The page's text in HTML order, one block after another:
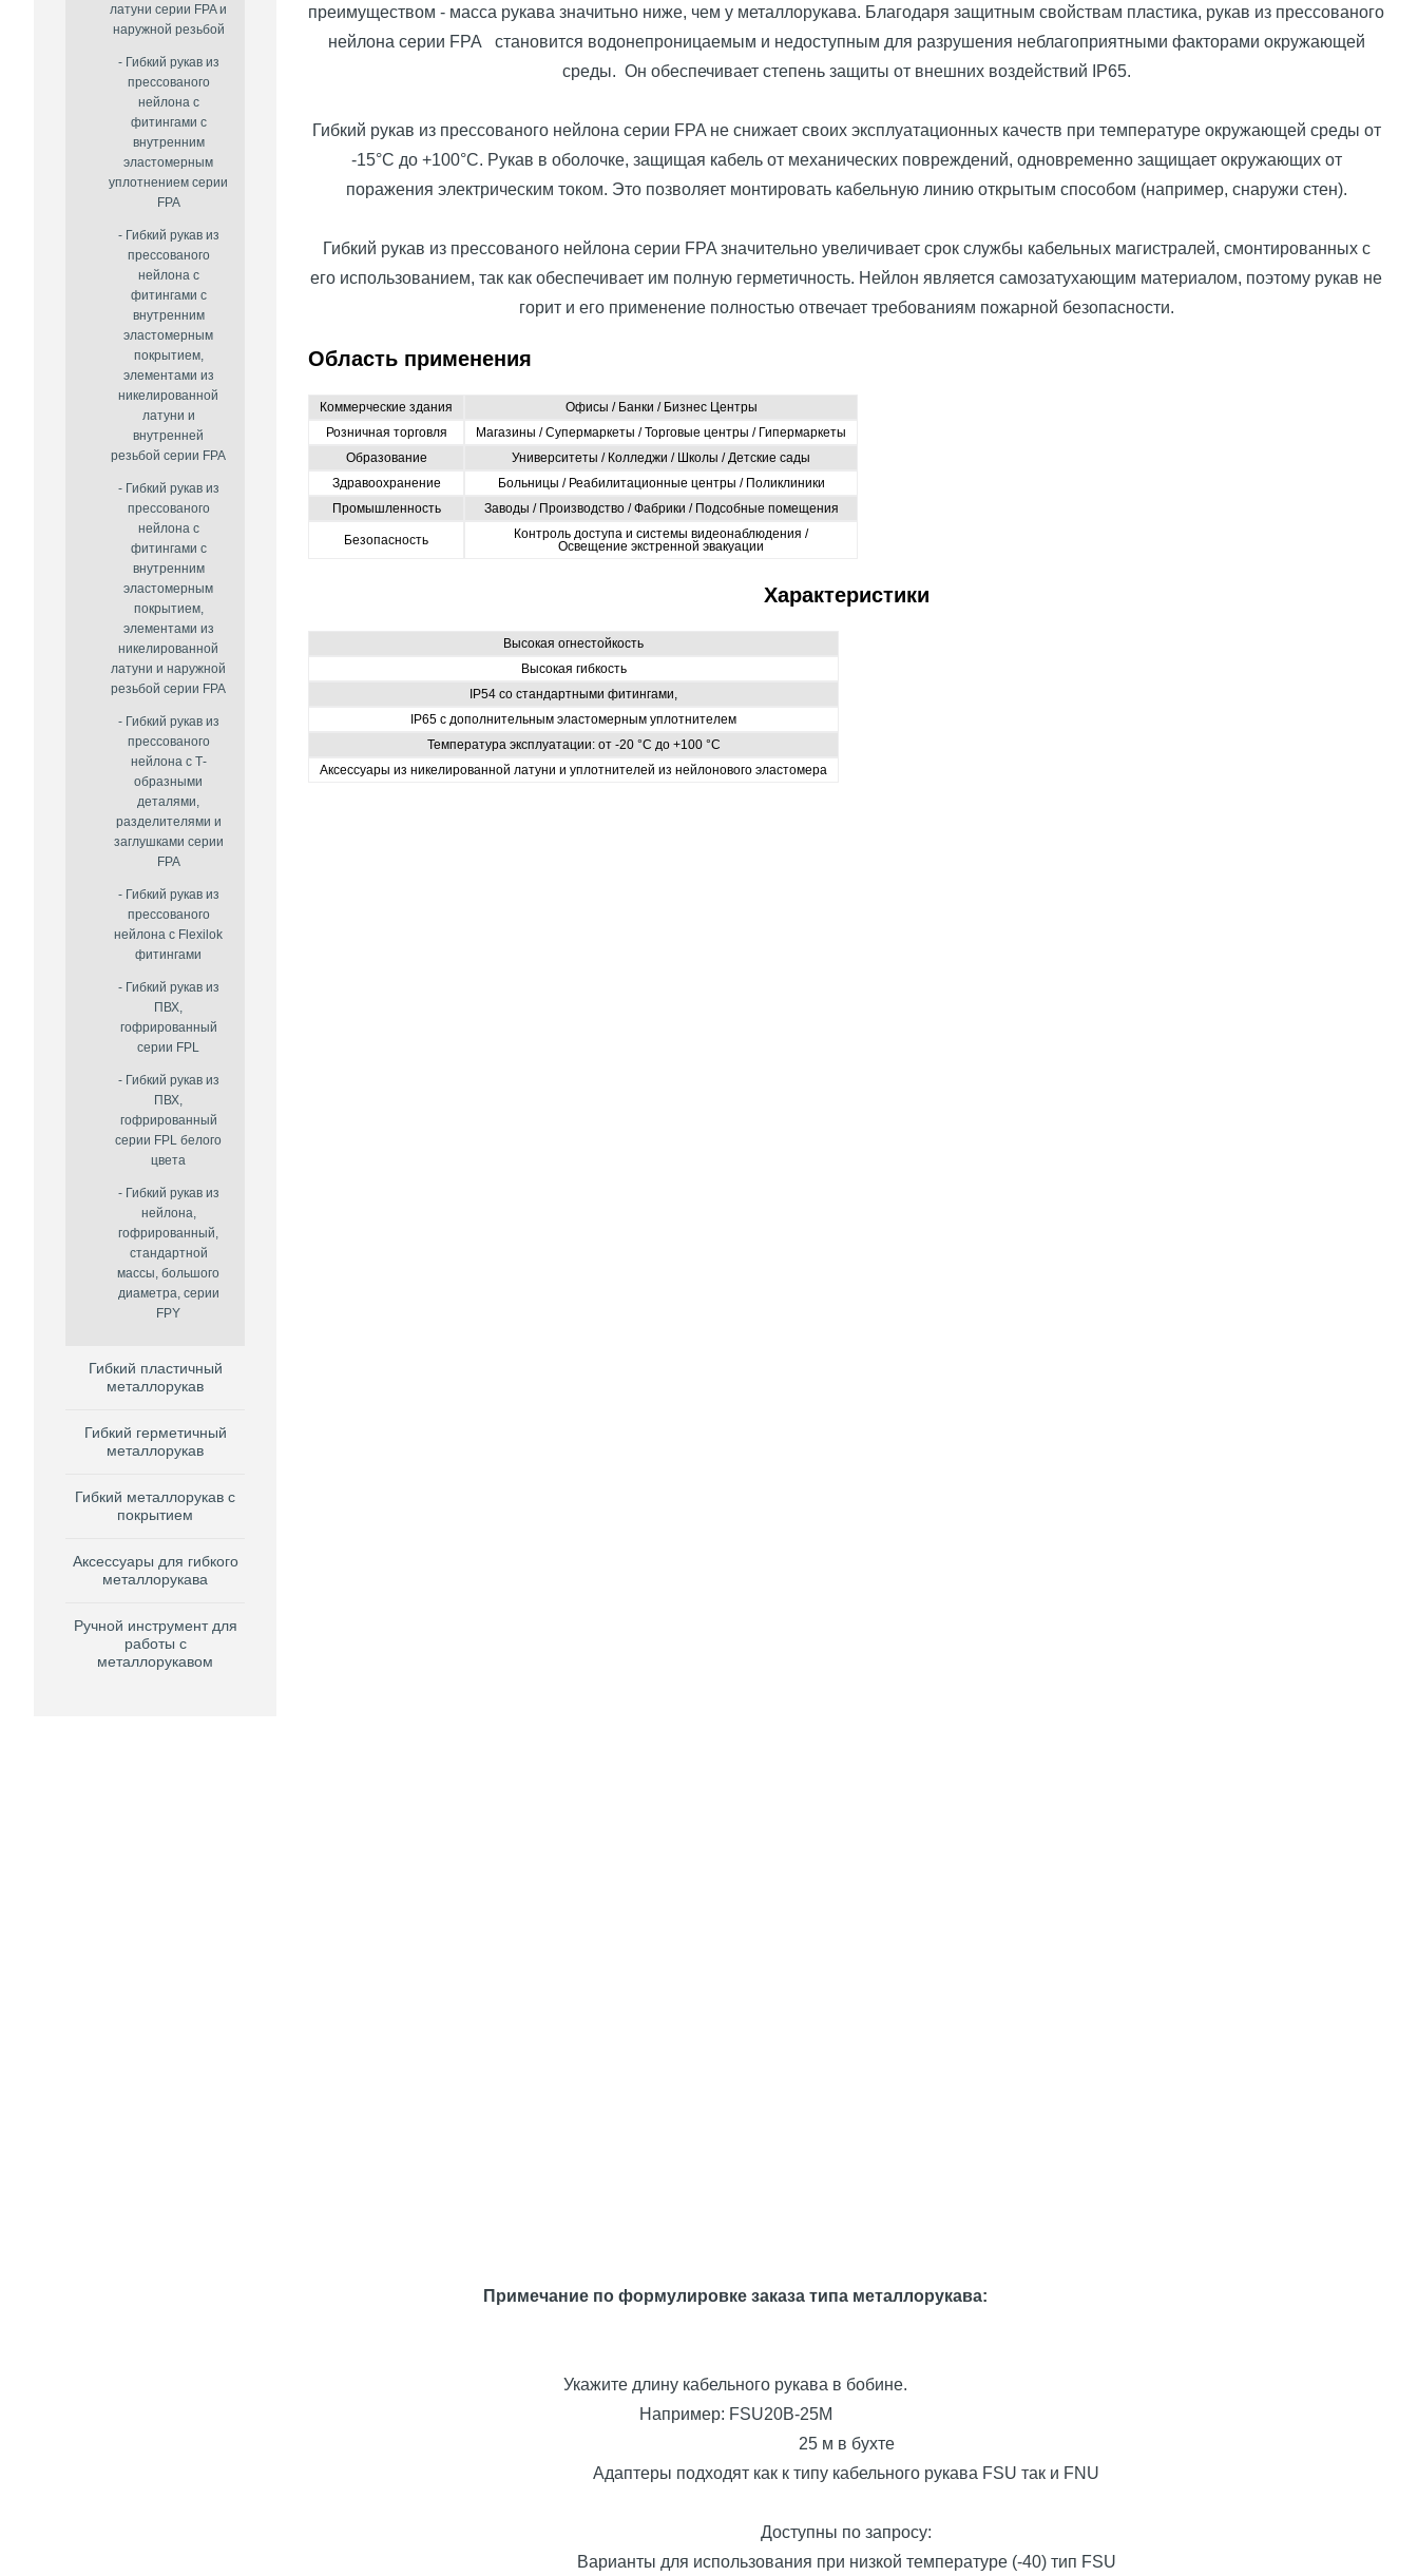
латуни серии FPA и
наружной резьбой
Гибкий рукав из
прессованого
нейлона с
фитингами с
внутренним
эластомерным
уплотнением серии
FPA
Гибкий рукав из
прессованого
нейлона с
фитингами с
внутренним
эластомерным
покрытием,
элементами из
никелированной
латуни и
внутренней
резьбой серии FPA
Гибкий рукав из
прессованого
нейлона с
фитингами с
внутренним
эластомерным
покрытием,
элементами из
никелированной
латуни и наружной
резьбой серии FPA
Гибкий рукав из
прессованого
нейлона с Т-
образными
деталями,
разделителями и
заглушками серии
FPA
Гибкий рукав из
прессованого
нейлона с Flexilok
фитингами
Гибкий рукав из
ПВХ,
гофрированный
серии FPL
Гибкий рукав из
ПВХ,
гофрированный
серии FPL белого
цвета
Гибкий рукав из
нейлона,
гофрированный,
стандартной
массы, большого
диаметра, серии
FPY
Гибкий пластичный
металлорукав
Гибкий герметичный
металлорукав
Гибкий металлорукав с
покрытием
Аксессуары для гибкого
металлорукава
Ручной инструмент для
работы с
металлорукавом
преимуществом - масса рукава значитьно ниже, чем у металлорукава. Благодаря защитным свойствам пластика, рукав из прессованого
нейлона серии FPA
становится водонепроницаемым и недоступным для разрушения неблагоприятными факторами окружающей
среды. Он обеспечивает степень защиты от внешних воздействий IP65.
Гибкий рукав из прессованого нейлона серии FPA не снижает своих эксплуатационных качеств при температуре окружающей среды от
-15°С до +100°С. Рукав в оболочке, защищая кабель от механических повреждений, одновременно защищает окружающих от
поражения электрическим током. Это позволяет монтировать кабельную линию открытым способом (например, снаружи стен).
Гибкий рукав из прессованого нейлона серии FPA значительно увеличивает срок службы кабельных магистралей, смонтированных с
его использованием, так как обеспечивает им полную герметичность. Нейлон является самозатухающим материалом, поэтому рукав не
горит и его применение полностью отвечает требованиям пожарной безопасности.
Область применения
Коммерческие здания
Офисы / Банки / Бизнес Центры
Розничная торговля
Магазины / Супермаркеты / Торговые центры / Гипермаркеты
Образование
Университеты / Колледжи / Школы / Детские сады
Здравоохранение
Больницы / Реабилитационные центры / Поликлиники
Промышленность
Заводы / Производство / Фабрики / Подсобные помещения
Безопасность
Контроль доступа и системы видеонаблюдения /
Освещение экстренной эвакуации
Характеристики
Высокая огнестойкость
Высокая гибкость
IP54 со стандартными фитингами,
IP65 с дополнительным эластомерным уплотнителем
Температура эксплуатации: от -20 °C до +100 °C
Аксессуары из никелированной латуни и уплотнителей из нейлонового эластомера
Примечание по формулировке заказа типа металлорукава:
Укажите длину кабельного рукава в бобине.
Например: FSU20B-25M
25 м в бухте
Адаптеры подходят как к типу кабельного рукава FSU так и FNU
Доступны по запросу:
Варианты для использования при низкой температуре (-40) тип FSU